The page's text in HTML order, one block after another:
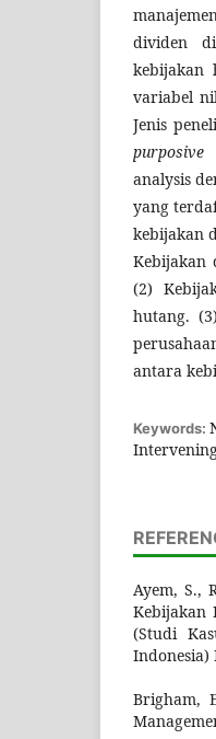
dividen
kebijakan
variabel
Jenis
purposive
analysis
yang
kebijakan
Kebijakan
(2)
hutang.
antara
Keywords:
Ayem, S.,
Kebijakan
(Studi
Indonesia)
Brigham,